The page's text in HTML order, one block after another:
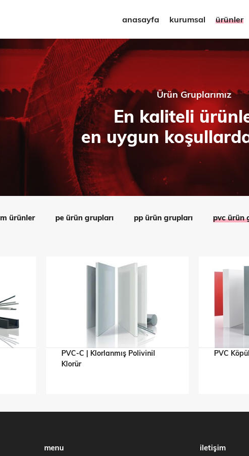
anasayfa kurumsal ürünler
Ürün Gruplarımız
En kaliteli
en uygun
ürünler pe ürün grupları pp ürün grupları pvc ürün
PVC-C | Klorlanmış Polivinil
Klorür
PVC
menu iletişim